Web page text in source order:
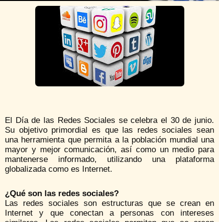
El Día de las Redes Sociales se celebra el 30 de junio.
Su objetivo primordial es que las redes sociales sean
una herramienta que permita a la población mundial una
mayor y mejor comunicación, así como un medio para
mantenerse informado, utilizando una plataforma
globalizada como es Internet.
¿Qué son las redes sociales?
Las redes sociales son estructuras que se crean en
Internet y que conectan a personas con intereses